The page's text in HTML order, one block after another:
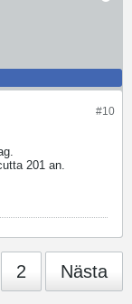
#10
201 an.
2 Nästa